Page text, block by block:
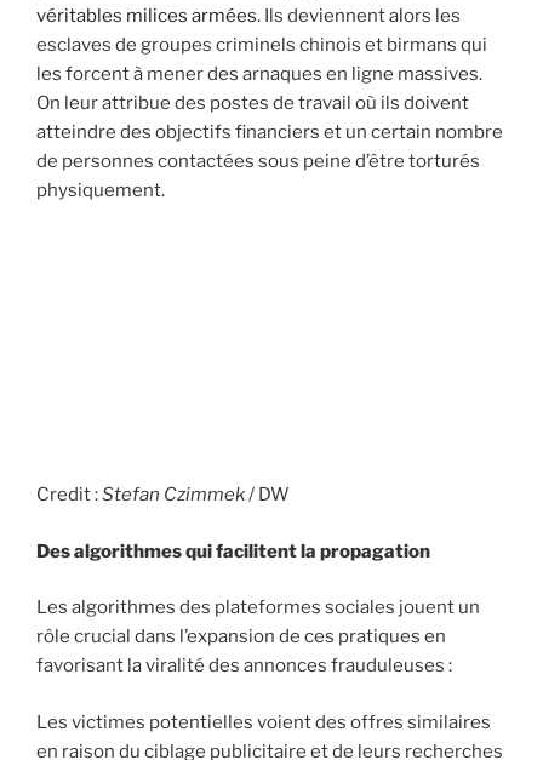
véritables milices armées. Ils deviennent alors les
esclaves de groupes criminels chinois et birmans qui
les forcent à mener des arnaques en ligne massives.
On leur attribue des postes de travail où ils doivent
atteindre des objectifs financiers et un certain nombre
de personnes contactées sous peine d’être torturés
physiquement.
Credit :Stefan Czimmek/ DW
Des algorithmes qui facilitent la propagation
Les algorithmes des plateformes sociales jouent un
rôle crucial dans l’expansion de ces pratiques en
favorisant la viralité des annonces frauduleuses :
Les victimes potentielles voient des offres similaires
en raison du ciblage publicitaire et de leurs recherches